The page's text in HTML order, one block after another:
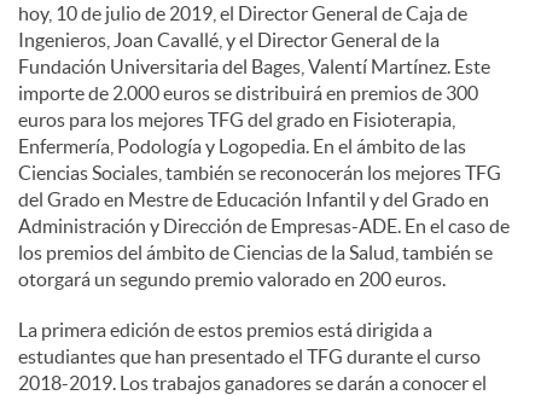
hoy, 10 de julio de 2019, el Director General de Caja de
Ingenieros, Joan Cavallé, y el Director General de la
Fundación Universitaria del Bages, Valentí Martínez. Este
importe de 2.000 euros se distribuirá en premios de 300
euros para los mejores TFG del grado en Fisioterapia,
Enfermería, Podología y Logopedia. En el ámbito de las
Ciencias Sociales, también se reconocerán los mejores TFG
del Grado en Mestre de Educación Infantil y del Grado en
Administración y Dirección de Empresas-ADE. En el caso de
los premios del ámbito de Ciencias de la Salud, también se
otorgará un segundo premio valorado en 200 euros.
La primera edición de estos premios está dirigida a
estudiantes que han presentado el TFG durante el curso
2018-2019. Los trabajos ganadores se darán a conocer el